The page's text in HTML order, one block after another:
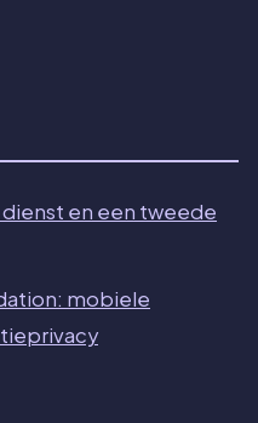
en een tweede
mobiele